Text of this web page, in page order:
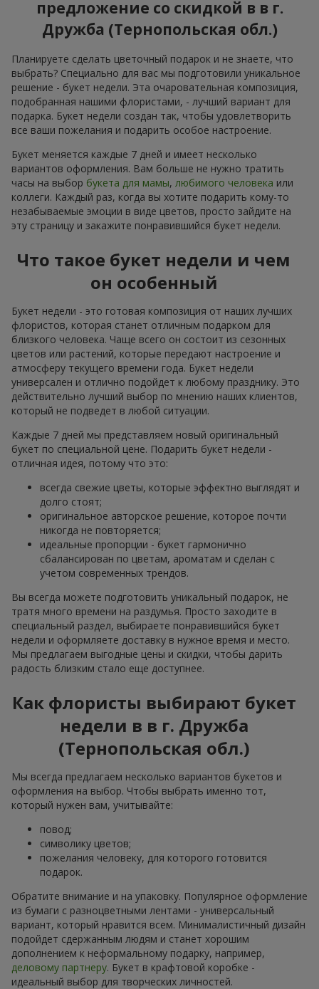
предложение со скидкой в в г.
Дружба (Тернопольская обл.)
Планируете сделать цветочный подарок и не знаете, что
выбрать? Специально для вас мы подготовили уникальное
решение - букет недели. Эта очаровательная композиция,
подобранная нашими флористами, - лучший вариант для
подарка. Букет недели создан так, чтобы удовлетворить
все ваши пожелания и подарить особое настроение.
Букет меняется каждые 7 дней и имеет несколько
вариантов оформления. Вам больше не нужно тратить
часы на выбор букета для мамы, любимого человека или
коллеги. Каждый раз, когда вы хотите подарить кому-то
незабываемые эмоции в виде цветов, просто зайдите на
эту страницу и закажите понравившийся букет недели.
Что такое букет недели и чем
он особенный
Букет недели - это готовая композиция от наших лучших
флористов, которая станет отличным подарком для
близкого человека. Чаще всего он состоит из сезонных
цветов или растений, которые передают настроение и
атмосферу текущего времени года. Букет недели
универсален и отлично подойдет к любому празднику. Это
действительно лучший выбор по мнению наших клиентов,
который не подведет в любой ситуации.
Каждые 7 дней мы представляем новый оригинальный
букет по специальной цене. Подарить букет недели -
отличная идея, потому что это:
всегда свежие цветы, которые эффектно выглядят и
долго стоят;
оригинальное авторское решение, которое почти
никогда не повторяется;
идеальные пропорции - букет гармонично
сбалансирован по цветам, ароматам и сделан с
учетом современных трендов.
Вы всегда можете подготовить уникальный подарок, не
тратя много времени на раздумья. Просто заходите в
специальный раздел, выбираете понравившийся букет
недели и оформляете доставку в нужное время и место.
Мы предлагаем выгодные цены и скидки, чтобы дарить
радость близким стало еще доступнее.
Как флористы выбирают букет
недели в в г. Дружба
(Тернопольская обл.)
Мы всегда предлагаем несколько вариантов букетов и
оформления на выбор. Чтобы выбрать именно тот,
который нужен вам, учитывайте:
повод;
символику цветов;
пожелания человеку, для которого готовится
подарок.
Обратите внимание и на упаковку. Популярное оформление
из бумаги с разноцветными лентами - универсальный
вариант, который нравится всем. Минималистичный дизайн
подойдет сдержанным людям и станет хорошим
дополнением к неформальному подарку, например,
деловому партнеру. Букет в крафтовой коробке -
идеальный выбор для творческих личностей.